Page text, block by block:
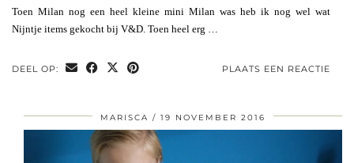
Toen Milan nog een heel kleine mini Milan was heb ik nog wel wat
Nijntje items gekocht bij V&D. Toen heel erg …
DEEL OP: PLAATS EEN REACTIE
MARISCA 19 NOVEMBER 2016